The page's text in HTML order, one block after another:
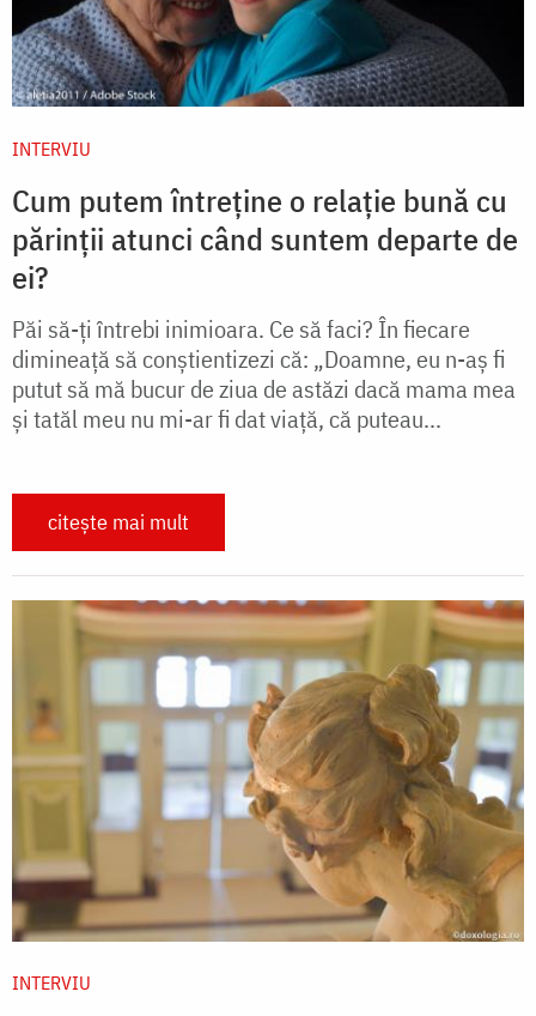
INTERVIU
Cum putem întreține o relație bună cu
părinții atunci când suntem departe de
ei?
Păi să-ți întrebi inimioara. Ce să faci? În fiecare
dimineață să conștientizezi că: „Doamne, eu n-aș fi
putut să mă bucur de ziua de astăzi dacă mama mea
și tatăl meu nu mi-ar fi dat viață, că puteau...
citește mai mult
INTERVIU